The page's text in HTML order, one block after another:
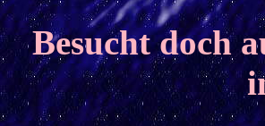
Besucht doch